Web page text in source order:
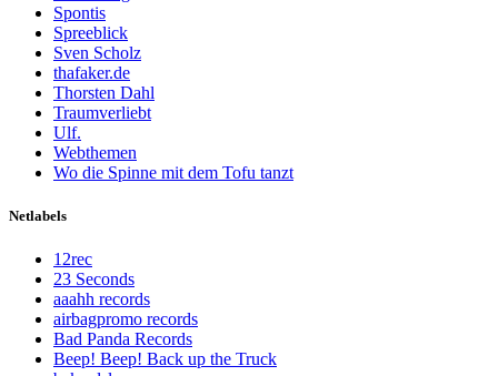
Spontis
Spreeblick
Sven Scholz
thafaker.de
Thorsten Dahl
Traumverliebt
Ulf.
Webthemen
Wo die Spinne mit dem Tofu tanzt
Netlabels
12rec
23 Seconds
aaahh records
airbagpromo records
Bad Panda Records
Beep! Beep! Back up the Truck